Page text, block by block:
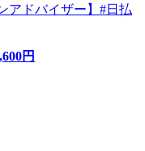
アドバイザー】#日払
円